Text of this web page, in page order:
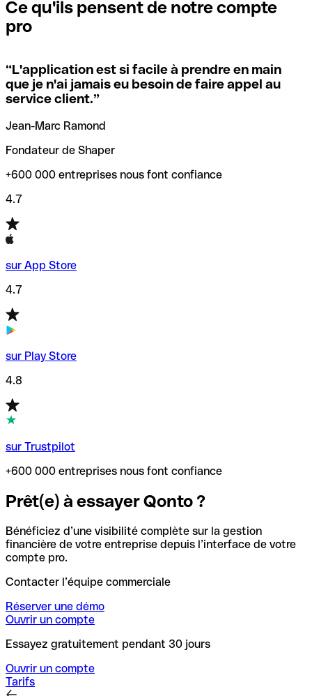
signifie que vous avez le code de l'une des succursales
locales.
Si vous n'êtes pas sûr du code SWIFT que vous devriez
utiliser, nous avons développé un outil de recherche de
codes SWIFT par nom de banque.
vérification/recherche de codes SWIFT. Ainsi, vous pouvez
trouver et vérifier vos codes SWIFT avant de réaliser vos
transferts d’argent.
Ce qu'ils pensent de notre compte
pro
“L'application est si facile à prendre en main
que je n'ai jamais eu besoin de faire appel au
service client.”
Jean-Marc Ramond
Fondateur de Shaper
+600 000 entreprises nous font confiance
4.7
sur App Store
4.7
sur Play Store
4.8
sur Trustpilot
+600 000 entreprises nous font confiance
Prêt(e) à essayer Qonto ?
Bénéficiez d’une visibilité complète sur la gestion
financière de votre entreprise depuis l’interface de votre
compte pro.
Contacter l’équipe commerciale
Réserver une démo
Ouvrir un compte
Essayez gratuitement pendant 30 jours
Ouvrir un compte
Tarifs